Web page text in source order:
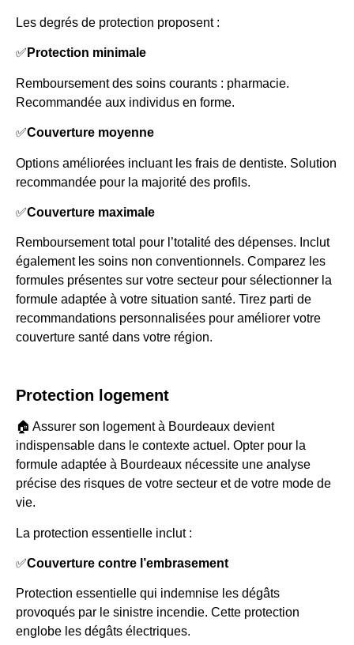
Les degrés de protection proposent :
✅ Protection minimale
Remboursement des soins courants : pharmacie.
Recommandée aux individus en forme.
✅Couverture moyenne
Options améliorées incluant les frais de dentiste. Solution
recommandée pour la majorité des profils.
✅Couverture maximale
Remboursement total pour l’totalité des dépenses. Inclut
également les soins non conventionnels. Comparez les
formules présentes sur votre secteur pour sélectionner la
formule adaptée à votre situation santé. Tirez parti de
recommandations personnalisées pour améliorer votre
couverture santé dans votre région.
Protection logement
🏠 Assurer son logement à Bourdeaux devient
indispensable dans le contexte actuel. Opter pour la
formule adaptée à Bourdeaux nécessite une analyse
précise des risques de votre secteur et de votre mode de
vie.
La protection essentielle inclut :
✅Couverture contre l’embrasement
Protection essentielle qui indemnise les dégâts
provoqués par le sinistre incendie. Cette protection
englobe les dégâts électriques.